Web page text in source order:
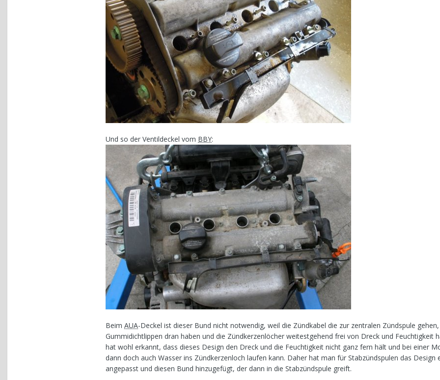
Und so der Ventildeckel vom BBY:
Beim AUA-Deckel ist dieser Bund nicht notwendig, weil die Zündkabel die zur zentralen Zündspule
Gummidichtlippen dran haben und die Zündkerzenlöcher weitestgehend frei von Dreck und Feuchtigkeit
hat wohl erkannt, dass dieses Design den Dreck und die Feuchtigkeit nicht ganz fern hält und bei einer
dann doch auch Wasser ins Zündkerzenloch laufen kann. Daher hat man für Stabzündspulen das Design
angepasst und diesen Bund hinzugefügt, der dann in die Stabzündspule greift.